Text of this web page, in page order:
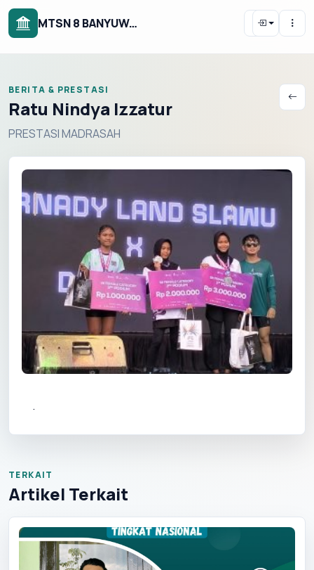
MTSN 8 BANYUWANGI
BERITA & PRESTASI
Ratu Nindya Izzatur
PRESTASI MADRASAH
.
TERKAIT
Artikel Terkait